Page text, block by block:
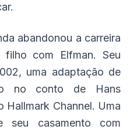
abandonou a carreira
com Elfman. Seu
uma adaptação de
no conto de Hans
Hallmark Channel. Uma
seu casamento com